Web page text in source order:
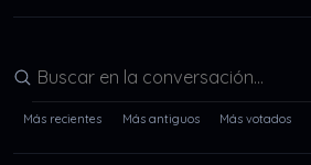
Buscar en la conversación
Más recientes Más antiguos Más votados